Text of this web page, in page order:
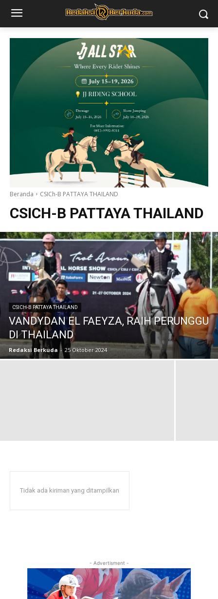
Beranda CSICh-B PATTAYA THAILAND
CSICH-B PATTAYA THAILAND
CSICH-B PATTAYA THAILAND
VANDYDAN EL FAEYZA, RAIH PERUNGGU
DI THAILAND
Redaksi Berkuda - 25 Oktober 2024
Tidak ada kiriman yang ditampilkan
- Advertisment -